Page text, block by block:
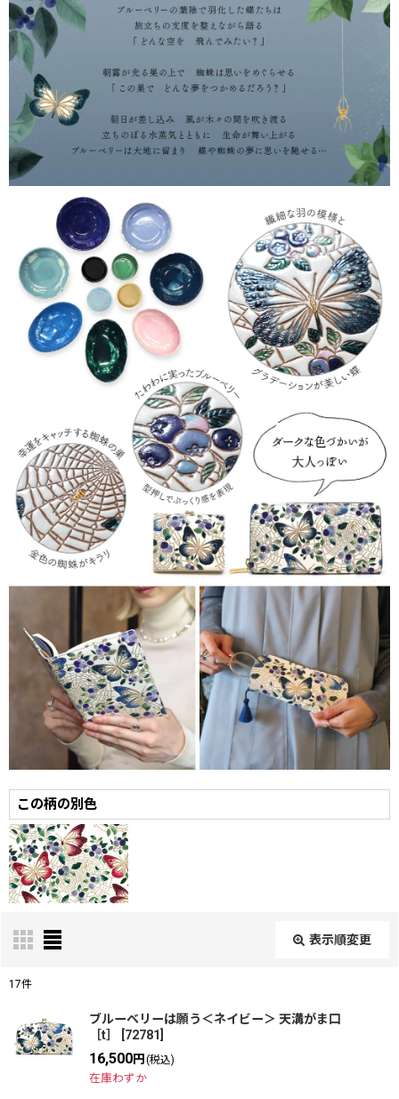
この柄の別色
表示順変更
在庫あり
17件
ブルーベリーは願う＜ネイビー＞ 天溝がま口
［t］
72781
16,500円 (税込)
在庫わずか